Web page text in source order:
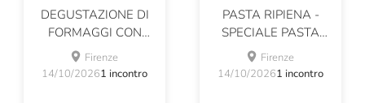
DEGUSTAZIONE DI
FORMAGGI CON
SLOW FOOD
Firenze
14/10/20261 incontro
PASTA RIPIENA -
SPECIALE PASTA
FRESCA
Firenze
14/10/20261 incontro